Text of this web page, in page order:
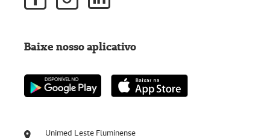
Unimed Leste Fluminense
Baixe nosso aplicativo